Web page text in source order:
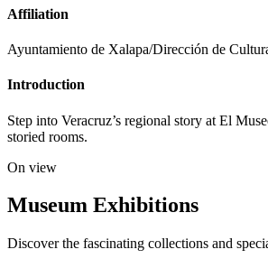
Affiliation
Ayuntamiento de Xalapa/Dirección de
Introduction
Step into Veracruz’s regional story at El
storied rooms.
On view
Museum Exhibitions
Discover the fascinating collections and